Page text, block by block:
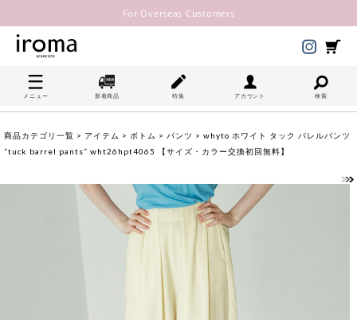
For Overseas Customers
メニュー 新着商品 特集 アカウント 検索
商品カテゴリ一覧 > アイテム > ボトム > パンツ > whyto ホワイト タック バレルパンツ
“tuck barrel pants” wht26hpt4065 【サイズ・カラー交換初回無料】